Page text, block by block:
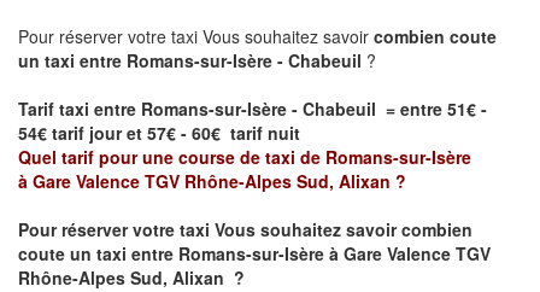
Pour réserver votre taxi Vous souhaitez savoir combien coute
un taxi entre Romans-sur-Isère - Chabeuil ?
Tarif taxi entre Romans-sur-Isère - Chabeuil = entre 51€ -
54€ tarif jour et 57€ - 60€ tarif nuit
Quel tarif pour une course de taxi de Romans-sur-Isère
à Gare Valence TGV Rhône-Alpes Sud, Alixan ?
Pour réserver votre taxi Vous souhaitez savoircombien
coute un taxi entre Romans-sur-Isère à Gare Valence TGV
Rhône-Alpes Sud, Alixan ?